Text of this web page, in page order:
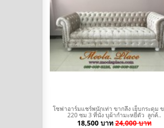
โซฟาอาร์มแชร์พนักเท่า ขากลึง เย็บกระดุม
220 ซม 3 ที่นั่ง บุผ้ากำมะหยี่ตัว ลูกค้..
18,500 บาท 24,000 บาท